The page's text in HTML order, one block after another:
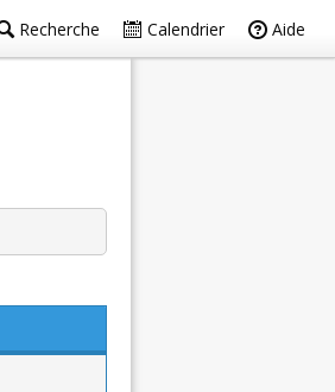
Recherche Calendrier Aide